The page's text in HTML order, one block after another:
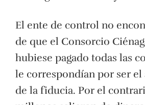
El ente de control no
de que el Consorcio
hubiese pagado todas las
le correspondían por ser
de la fiducia. Por el